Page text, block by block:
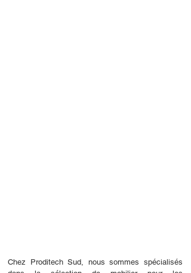
Chez Proditech Sud, nous sommes spécialisés